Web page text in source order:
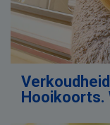
Hooikoorts.